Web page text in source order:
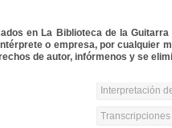
en La Biblioteca de la
o empresa, por cualquier
de autor, infórmenos y se
Interpretación